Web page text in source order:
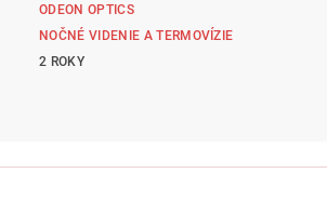
ODEON OPTICS
NOČNÉ VIDENIE A TERMOVÍZIE
2 ROKY